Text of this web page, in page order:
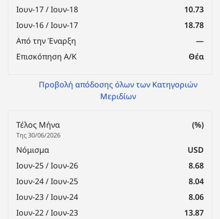
Ιουν-17 / Ιουν-18
10.73
Ιουν-16 / Ιουν-17
18.78
Από την Έναρξη
—
Επισκόπηση Α/Κ
Θέα
Προβολή απόδοσης όλων των Κατηγοριών
Μεριδίων
Τέλος Μήνα
Της 30/06/2026
(%)
Νόμισμα
USD
Ιουν-25 / Ιουν-26
8.68
Ιουν-24 / Ιουν-25
8.04
Ιουν-23 / Ιουν-24
8.06
Ιουν-22 / Ιουν-23
13.87